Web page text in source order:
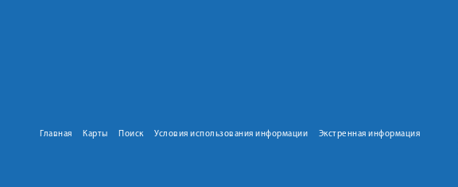
Главная Карты Поиск Условия использования информации Экстренная информация